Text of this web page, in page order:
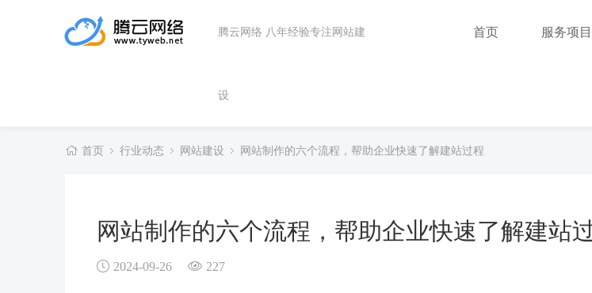
腾云网络 八年经验专注网站建
设
首页 服务项目
首页 行业动态 网站建设 网站制作的六个流程，帮助企业快速了解建站过程
网站制作的六个流程，帮助企业快速了解建站
2024-09-26 227